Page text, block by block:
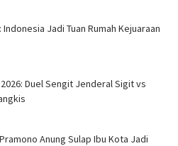
Jadi Tuan Rumah Kejuaraan
Duel Sengit Jenderal Sigit vs
Anung Sulap Ibu Kota Jadi